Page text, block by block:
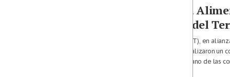
El Derecho Humano a la
Agencia de Renovación del
La Agencia de Renovación del Territorio (ART), en
la Alimentación y la Agricultura (FAO), formalizaron
Fondo Colombia en Paz que busca, de la mano de